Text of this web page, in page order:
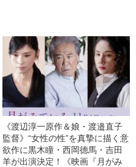
《渡辺淳一原作＆娘・渡邉直子
監督》“女性の性”を真摯に描く意
欲作に黒木瞳・西岡德馬・吉田
羊が出演決定！《映画『月がみ